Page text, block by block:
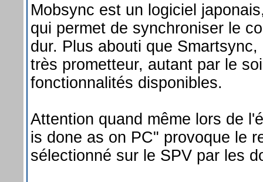
Mobsync est un logiciel
qui permet de synchroniser le
dur. Plus abouti que
très prometteur, autant par le
fonctionnalités disponibles.
Attention quand même lors de
is done as on PC" provoque le
sélectionné sur le SPV par les